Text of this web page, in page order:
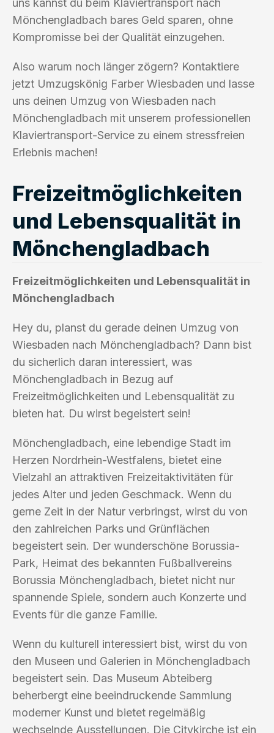
uns kannst du beim Klaviertransport nach
Mönchengladbach bares Geld sparen, ohne
Kompromisse bei der Qualität einzugehen.
Also warum noch länger zögern? Kontaktiere
jetzt Umzugskönig Farber Wiesbaden und lasse
uns deinen Umzug von Wiesbaden nach
Mönchengladbach mit unserem professionellen
Klaviertransport-Service zu einem stressfreien
Erlebnis machen!
Freizeitmöglichkeiten
und Lebensqualität in
Mönchengladbach
Freizeitmöglichkeiten und Lebensqualität in
Mönchengladbach
Hey du, planst du gerade deinen Umzug von
Wiesbaden nach Mönchengladbach? Dann bist
du sicherlich daran interessiert, was
Mönchengladbach in Bezug auf
Freizeitmöglichkeiten und Lebensqualität zu
bieten hat. Du wirst begeistert sein!
Mönchengladbach, eine lebendige Stadt im
Herzen Nordrhein-Westfalens, bietet eine
Vielzahl an attraktiven Freizeitaktivitäten für
jedes Alter und jeden Geschmack. Wenn du
gerne Zeit in der Natur verbringst, wirst du von
den zahlreichen Parks und Grünflächen
begeistert sein. Der wunderschöne Borussia-
Park, Heimat des bekannten Fußballvereins
Borussia Mönchengladbach, bietet nicht nur
spannende Spiele, sondern auch Konzerte und
Events für die ganze Familie.
Wenn du kulturell interessiert bist, wirst du von
den Museen und Galerien in Mönchengladbach
begeistert sein. Das Museum Abteiberg
beherbergt eine beeindruckende Sammlung
moderner Kunst und bietet regelmäßig
wechselnde Ausstellungen. Die Citykirche ist ein